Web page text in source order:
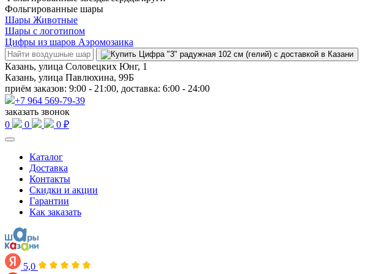
Фольгированные шары
Шары Животные
Шары с логотипом
Цифры из шаров Аэромозаика
Казань, улица Соловецких Юнг, 1
Казань, улица Павлюхина, 99Б
приём заказов: 9:00 - 21:00, доставка: 6:00 - 24:00
+7 964 569-79-39
заказать звонок
0
0 0 ₽
Каталог
Доставка
Контакты
Скидки и акции
Гарантии
Как заказать
5,0